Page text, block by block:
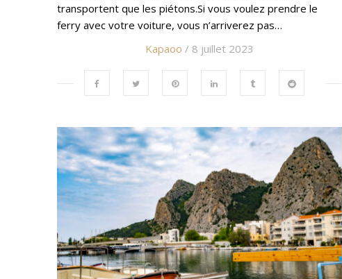
transportent que les piétons.Si vous voulez prendre le
ferry avec votre voiture, vous n’arriverez pas…
Kapaoo / 8 juillet 2023